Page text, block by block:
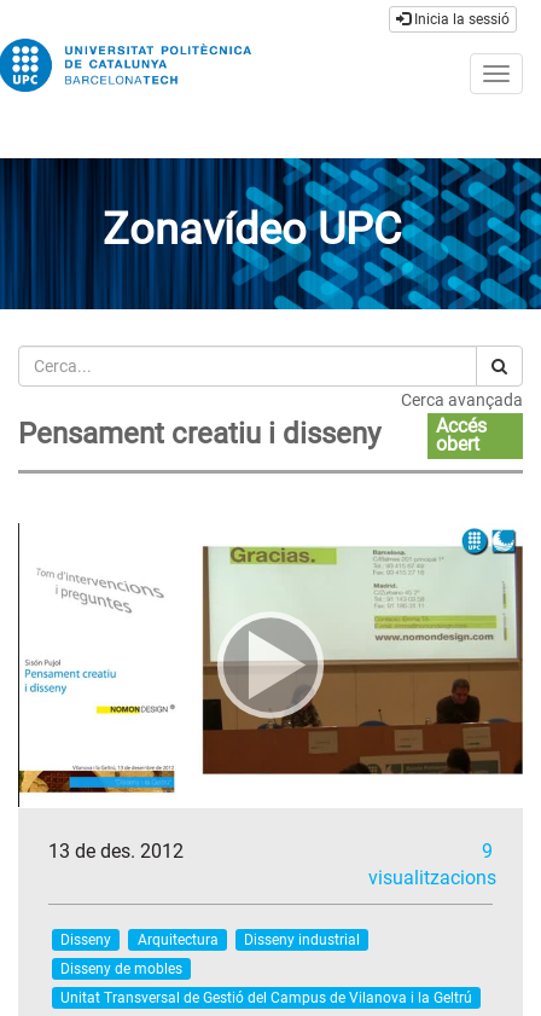
Inicia la sessió
Zonavídeo UPC
Cerca
Cerca avançada
Pensament creatiu i disseny
Accés
obert
13 de des. 2012
9
visualitzacions
Disseny Arquitectura
Disseny industrial
Disseny de mobles
Unitat Transversal de Gestió del Campus de Vilanova i la Geltrú